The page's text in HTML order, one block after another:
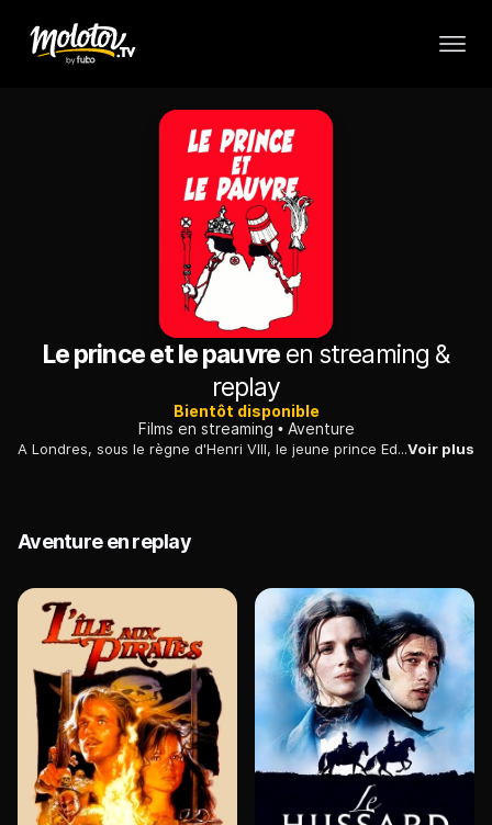
Le prince et le pauvreen streaming &
replay
Bientôt disponible
Films en streaming
Aventure
A Londres, sous le règne d'Henri VIII, le jeune prince Edouard se substitue à son sosie, un garçon pauvre de son âge, qui lui ressemble de façon troublante.Voir plus
Aventure en replay